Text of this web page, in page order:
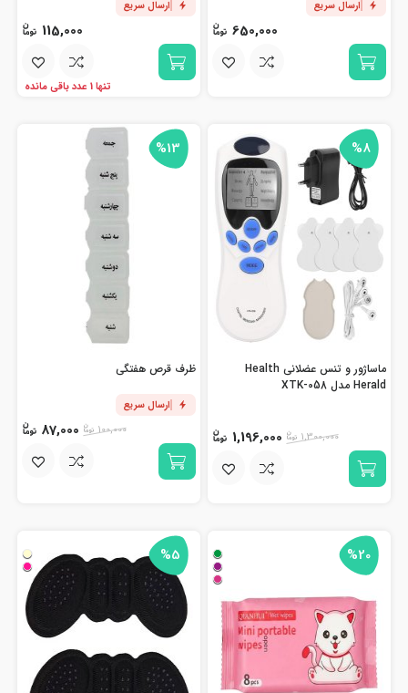
ارسال سریع
650,000
ارسال سریع
115,000
تنها 1 عدد باقی مانده
%8
ماساژور و تنس عضلانی Health
Herald مدل XTK-058
1,300,000
1,196,000
%13
ظرف قرص هفتگی
ارسال سریع
100,000
87,000
%20
%5